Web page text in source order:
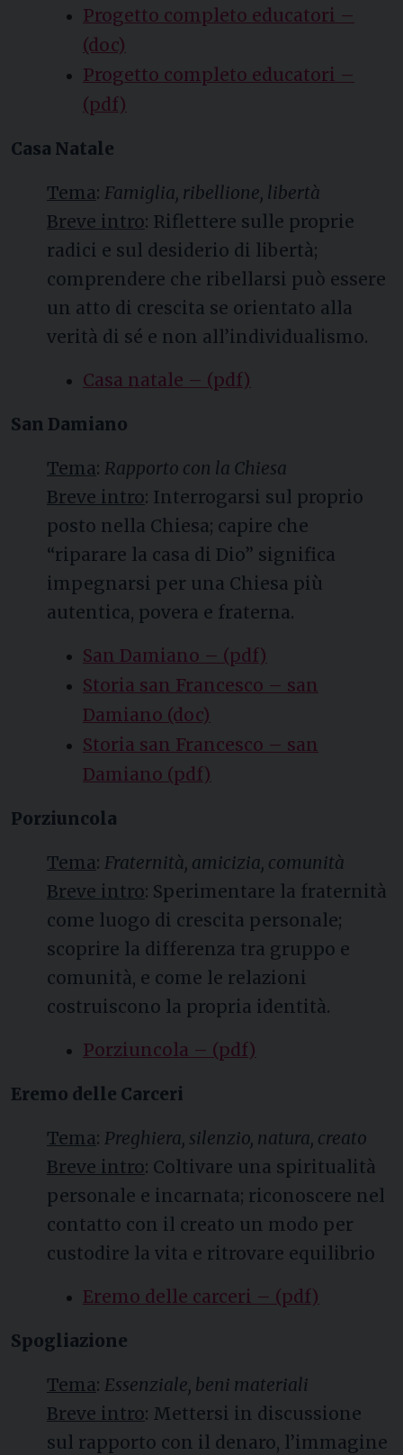
Progetto completo educatori –
(doc)
Progetto completo educatori –
(pdf)
Casa Natale
Tema: Famiglia, ribellione, libertà
Breve intro: Riflettere sulle proprie
radici e sul desiderio di libertà;
comprendere che ribellarsi può essere
un atto di crescita se orientato alla
verità di sé e non all’individualismo.
Casa natale – (pdf)
San Damiano
Tema: Rapporto con la Chiesa
Breve intro: Interrogarsi sul proprio
posto nella Chiesa; capire che
“riparare la casa di Dio” significa
impegnarsi per una Chiesa più
autentica, povera e fraterna.
San Damiano – (pdf)
Storia san Francesco – san
Damiano (doc)
Storia san Francesco – san
Damiano (pdf)
Porziuncola
Tema: Fraternità, amicizia, comunità
Breve intro: Sperimentare la fraternità
come luogo di crescita personale;
scoprire la differenza tra gruppo e
comunità, e come le relazioni
costruiscono la propria identità.
Porziuncola – (pdf)
Eremo delle Carceri
Tema: Preghiera, silenzio, natura, creato
Breve intro: Coltivare una spiritualità
personale e incarnata; riconoscere nel
contatto con il creato un modo per
custodire la vita e ritrovare equilibrio
Eremo delle carceri – (pdf)
Spogliazione
Tema: Essenziale, beni materiali
Breve intro: Mettersi in discussione
sul rapporto con il denaro, l’immagine